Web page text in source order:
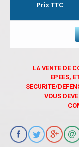
Prix TTC
LA VENTE DE
EPEES,
SECURITE/
VOUS